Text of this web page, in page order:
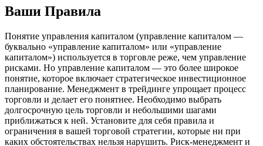
Ваши Правила
Понятие управления капиталом (управление капиталом —
буквально «управление капиталом» или «управление
капиталом») используется в торговле реже, чем управление
рисками. Но управление капиталом — это более широкое
понятие, которое включает стратегическое инвестиционное
планирование. Менеджмент в трейдинге упрощает процесс
торговли и делает его понятнее. Необходимо выбрать
долгосрочную цель торговли и небольшими шагами
приближаться к ней. Установите для себя правила и
ограничения в вашей торговой стратегии, которые ни при
каких обстоятельствах нельзя нарушить. Риск-менеджмент и